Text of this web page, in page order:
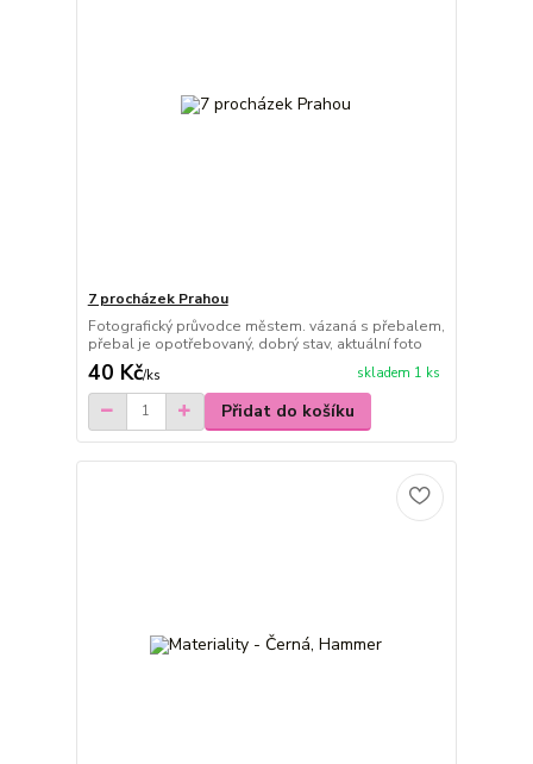
7 procházek Prahou
Fotografický průvodce městem. vázaná s přebalem,
přebal je opotřebovaný, dobrý stav, aktuální foto
40 Kč/ks skladem 1 ks
Přidat do košíku